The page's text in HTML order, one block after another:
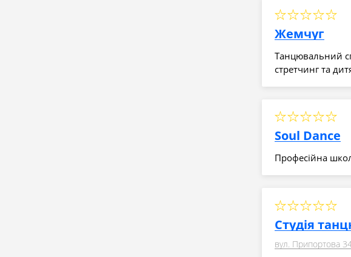
Жемчуг
Танцювальний
стретчинг та
Soul Dance
Професійна
Студія
вул. Припортова